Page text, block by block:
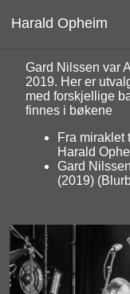
Harald Opheim
Gard Nilssen var
2019. Her er
med forskjellige
finnes i bøkene
Fra miraklet
Harald
Gard
(2019)